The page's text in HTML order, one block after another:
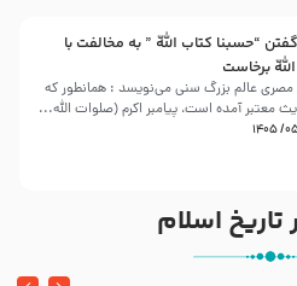
“حسبنا كتاب اللّه ” به مخالفت با
برخاست
خفاجی مصری عالم بزرگ سنی می‌نویسد : همانطور که
معتبر آمده است، پیامبر اکرم (صلوات اللّه...
تاریخ اسلام